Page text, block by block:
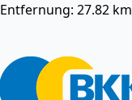
Entfernung: 27.82 km